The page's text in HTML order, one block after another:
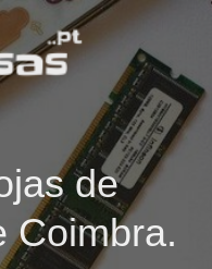
de
Coimbra.